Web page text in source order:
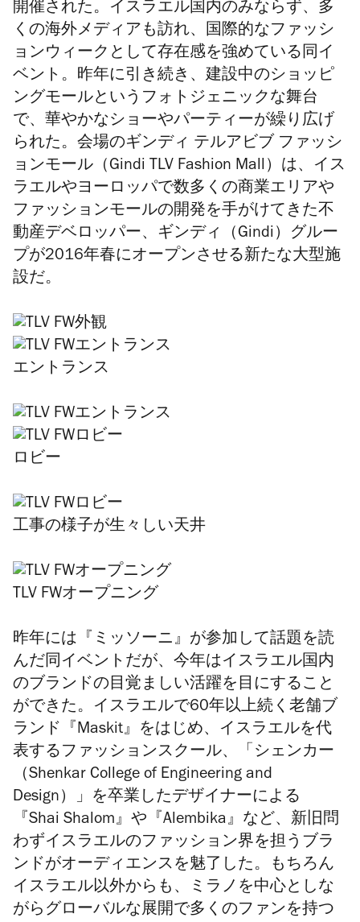
開催された。イスラエル国内のみならず、多
くの海外メディアも訪れ、国際的なファッシ
ョンウィークとして存在感を強めている同イ
ベント。昨年に引き続き、建設中のショッピ
ングモールというフォトジェニックな舞台
で、華やかなショーやパーティーが繰り広げ
られた。会場のギンディ テルアビブ ファッシ
ョンモール（Gindi TLV Fashion Mall）は、イス
ラエルやヨーロッパで数多くの商業エリアや
ファッションモールの開発を手がけてきた不
動産デベロッパー、ギンディ（Gindi）グルー
プが2016年春にオープンさせる新たな大型施
設だ。
エントランス
ロビー
工事の様子が生々しい天井
TLV FWオープニング
昨年には『ミッソーニ』が参加して話題を読
んだ同イベントだが、今年はイスラエル国内
のブランドの目覚ましい活躍を目にすること
ができた。イスラエルで60年以上続く老舗ブ
ランド『Maskit』をはじめ、イスラエルを代
表するファッションスクール、「シェンカー
（Shenkar College of Engineering and
Design）」を卒業したデザイナーによる
『Shai Shalom』や『Alembika』など、新旧問
わずイスラエルのファッション界を担うブラ
ンドがオーディエンスを魅了した。もちろん
イスラエル以外からも、ミラノを中心としな
がらグローバルな展開で多くのファンを持つ